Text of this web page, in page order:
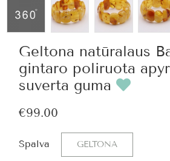
Geltona natūralaus
gintaro poliruota
suverta guma
€99.00
Spalva GELTONA